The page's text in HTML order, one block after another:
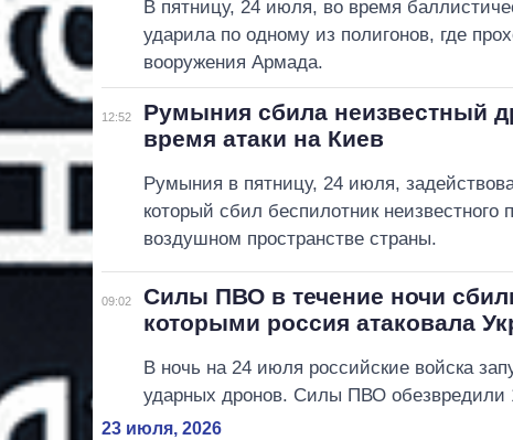
В пятницу, 24 июля, во время
ударила по одному из полигонов, где
вооружения Армада.
12:52
Румыния сбила неизвестный
время атаки на Киев
Румыния в пятницу, 24 июля,
который сбил беспилотник неизвестного
воздушном пространстве страны.
09:02
Силы ПВО в течение ночи
которыми россия атаковала
В ночь на 24 июля российские войска
ударных дронов. Силы ПВО обезвредили
23 июля, 2026